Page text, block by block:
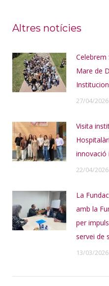
Altres notícies
Celebrem
Mare de
27/04/2026
Visita
innovació
22/04/2026
La
amb la
per
servei de
13/03/2026